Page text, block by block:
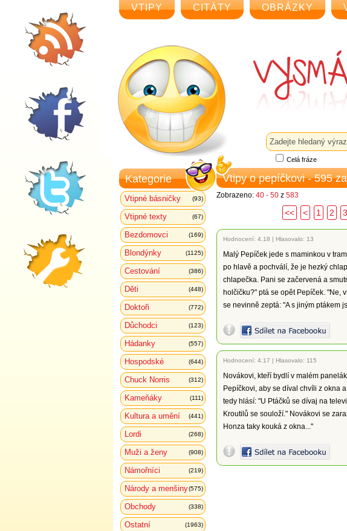
VTIPY CITÁTY OBRÁZKY
Celá fráze
Kategorie
Vtipné básničky (93)
Vtipné texty (67)
Bezdomovci (169)
Blondýnky (1125)
Cestování (386)
Děti (448)
Doktoři (772)
Důchodci (123)
Hádanky (557)
Hospodské (644)
Chuck Norris (312)
Kameňáky (111)
Kultura a umění (441)
Lordi (268)
Muži a ženy (908)
Námořníci (219)
Národy a menšiny(575)
Obchody (338)
Ostatní (1963)
Vtipy o pepíčkovi - 595
Zobrazeno: 40 - 50 z 583
<< < 1 2 3
Hodnocení: 4.18 | Hlasovalo: 13
Malý Pepíček jede s maminkou v
po hlavě a pochválí, že je hezký
chlapečka. Pani se začervená a
holčičku?" ptá se opět Pepíček. "Ne,
se nevinně zeptá: "A s jiným ptákem
Hodnocení: 4.17 | Hlasovalo: 115
Novákovi, kteří bydlí v malém
Pepíčkovi, aby se díval chvíli z okna
tedy hlásí: "U Ptáčků se dívaj na
Kroutilů se souloží." Novákovi se
Honza taky kouká z okna..."